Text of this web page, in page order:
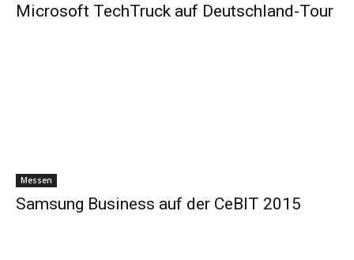
Microsoft TechTruck auf Deutschland-Tour
Messen
Samsung Business auf der CeBIT 2015